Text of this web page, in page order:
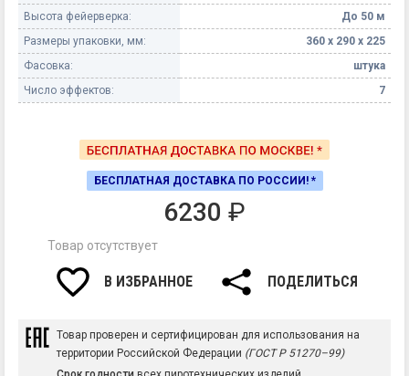
Высота фейерверка:
До 50 м
Размеры упаковки, мм:
360 х 290 х 225
Фасовка:
штука
Число эффектов:
7
БЕСПЛАТНАЯ ДОСТАВКА ПО РОССИИ! *
6230 ₽
Товар отсутствует
В ИЗБРАННОЕ ПОДЕЛИТЬСЯ
Товар проверен и сертифицирован для использования на
территории Российской Федерации (ГОСТ Р 51270–99)